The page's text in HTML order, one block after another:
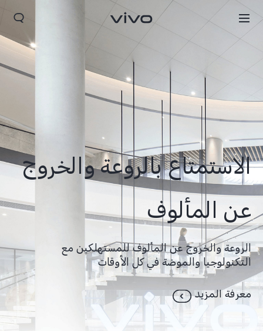
Yemen(AR) | حدد البلد/المنطقة
الاستمتاع بالروعة والخروج
عن المألوف
الروعة والخروج عن المألوف للمستهلكين مع
التكنولوجيا والموضة في كل الأوقات
معرفة المزيد